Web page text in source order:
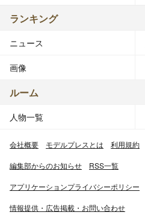
ランキング
ニュース
画像
ルーム
人物一覧
会社概要 モデルプレスとは 利用規約
編集部からのお知らせ RSS一覧
アプリケーションプライバシーポリシー
情報提供・広告掲載・お問い合わせ